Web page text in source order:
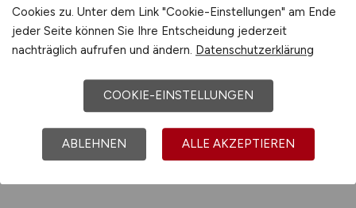
E-MOBILITY.JOBS – Jobs im Bereich E-
Mobilität (E-Mobility) und der
Energiewirtschaft
Cookies zu. Unter dem Link "Cookie-Einstellungen" am Ende
jeder Seite können Sie Ihre Entscheidung jederzeit
nachträglich aufrufen und ändern. Datenschutzerklärung
COOKIE-EINSTELLUNGEN
ABLEHNEN ALLE AKZEPTIEREN